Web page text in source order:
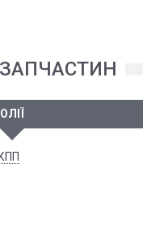
ОЛІЇ